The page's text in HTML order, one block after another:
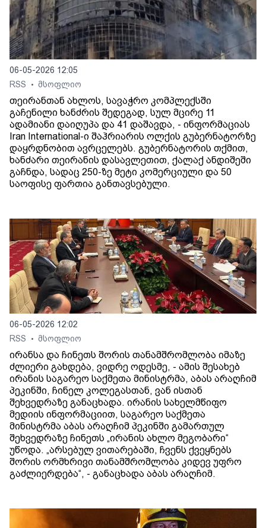
06-05-2026 12:05
RSS
• მსოფლიო
თეირანთან ახლოს, სავაჭრო კომპლექსში
გაჩენილი ხანძრის შედეგად, სულ მცირე 11
ადამიანი დაიღუპა და 41 დაშავდა, - ინფორმაციას
Iran International-ი შაჰრიარის ოლქის გუბერნატორზე
დაყრდნობით ავრცელებს. გუბერნატორის თქმით,
ხანძარი თეირანის დასავლეთით, ქალაქ ანდიშეში
გაჩნდა, სადაც 250-ზე მეტი კომერციული და 50
საოფისე ფართია განთავსებული.
06-05-2026 12:02
RSS
• მსოფლიო
ირანსა და ჩინეთს შორის თანამშრომლობა იმაზე
ძლიერი გახდება, ვიდრე ოდესმე, - ამის შესახებ
ირანის საგარეო საქმეთა მინისტრმა, აბას არაღჩიმ
პეკინში, ჩინელ კოლეგასთან, ვან ისთან
შეხვედრაზე განაცხადა. ირანის სახელმწიფო
მედიის ინფორმაციით, საგარეო საქმეთა
მინისტრმა აბას არაღჩიმ პეკინში გამართულ
შეხვედრაზე ჩინეთს „ირანის ახლო მეგობარი“
უწოდა. „არსებულ ვითარებაში, ჩვენს ქვეყნებს
შორის ორმხრივი თანამშრომლობა კიდევ უფრო
გაძლიერდება“, - განაცხადა აბას არაღჩიმ.